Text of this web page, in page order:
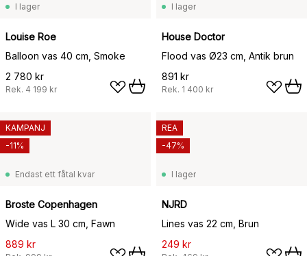
I lager
Louise Roe
Balloon vas 40 cm, Smoke
2 780 kr
Rek. 4 199 kr
I lager
House Doctor
Flood vas Ø23 cm, Antik brun
891 kr
Rek. 1 400 kr
Endast ett fåtal kvar
Broste Copenhagen
Wide vas L 30 cm, Fawn
889 kr
KAMPANJ
-11%
I lager
NJRD
Lines vas 22 cm, Brun
249 kr
REA
-47%